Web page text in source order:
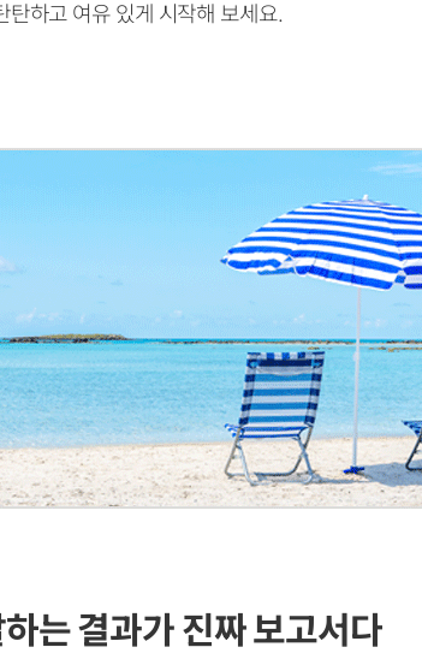
탄하고 여유 있게 시작해 보세요.
는 결과가 진짜 보고서다